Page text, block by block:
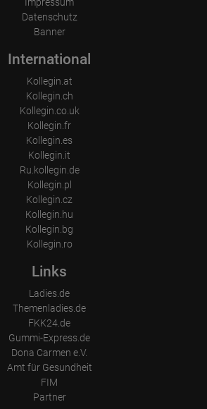
Datenschutz
Banner
International
Kollegin.at
Kollegin.ch
Kollegin.co.uk
Kollegin.fr
Kollegin.es
Kollegin.it
Ru.kollegin.de
Kollegin.pl
Kollegin.cz
Kollegin.hu
Kollegin.bg
Kollegin.ro
Links
Ladies.de
Themenladies.de
FKK24.de
Gummi-Express.de
Dona Carmen e.V.
Amt für Gesundheit
FIM
Partner